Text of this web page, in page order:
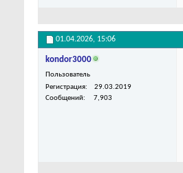
01.04.2026, 15:06
kondor3000
Пользователь
Регистрация
29.03.2019
Сообщений
7,903